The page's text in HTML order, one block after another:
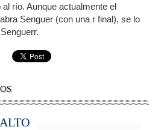
río. Aunque actualmente el
Senguer (con una r final), se lo